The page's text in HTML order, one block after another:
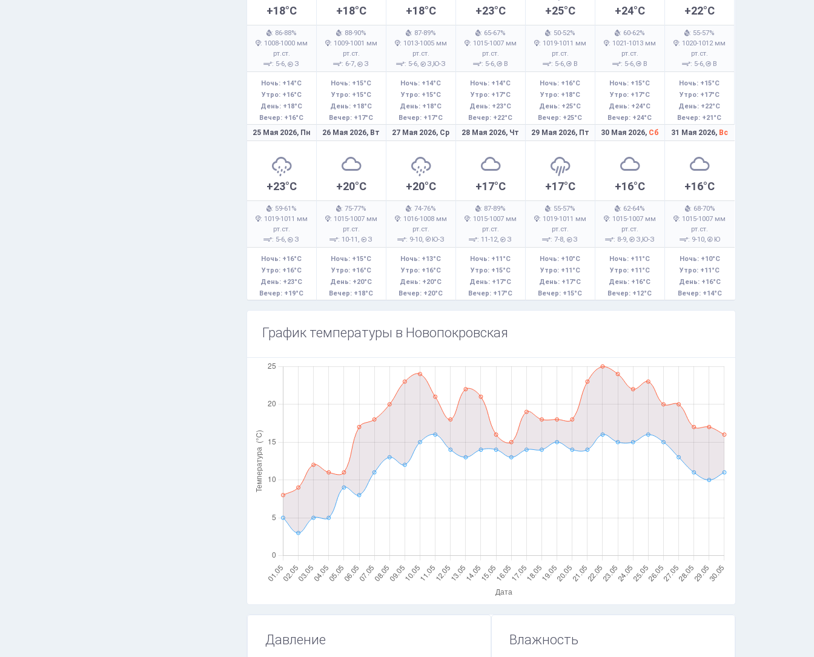
+18°C
: 86-88%
: 1008-1000 мм
рт.ст.
: 5-6,
З
Ночь: +14°C
Утро: +16°C
День: +18°C
Вечер: +16°C
+18°C
: 88-90%
: 1009-1001 мм
рт.ст.
: 6-7, З
Ночь: +15°C
Утро: +15°C
День: +18°C
Вечер: +17°C
+18°C
: 87-89%
: 1013-1005 мм
рт.ст.
: 5-6,
З,Ю-З
Ночь: +14°C
Утро: +15°C
День: +18°C
Вечер: +17°C
+23°C
: 65-67%
: 1015-1007 мм
рт.ст.
: 5-6, В
Ночь: +14°C
Утро: +17°C
День: +23°C
Вечер: +22°C
+25°C
: 50-52%
: 1019-1011 мм
рт.ст.
: 5-6, В
Ночь: +16°C
Утро: +18°C
День: +25°C
Вечер: +25°C
+24°C
: 60-62%
: 1021-1013 мм
рт.ст.
: 5-6, В
Ночь: +15°C
Утро: +17°C
День: +24°C
Вечер: +24°C
+22°C
: 55-57%
: 1020-1012 мм
рт.ст.
: 5-6, В
Ночь: +15°C
Утро: +17°C
День: +22°C
Вечер: +21°C
25 Мая 2026, Пн
+23°C
: 59-61%
: 1019-1011 мм
рт.ст.
: 5-6,
З
Ночь: +16°C
Утро: +16°C
День: +23°C
Вечер: +19°C
26 Мая 2026, Вт
+20°C
: 75-77%
: 1015-1007 мм
рт.ст.
: 10-11, З
Ночь: +15°C
Утро: +16°C
День: +20°C
Вечер: +18°C
27 Мая 2026, Ср
+20°C
: 74-76%
: 1016-1008 мм
рт.ст.
: 9-10,
Ю-З
Ночь: +13°C
Утро: +16°C
День: +20°C
Вечер: +20°C
28 Мая 2026, Чт
+17°C
: 87-89%
: 1015-1007 мм
рт.ст.
: 11-12, З
Ночь: +11°C
Утро: +15°C
День: +17°C
Вечер: +17°C
29 Мая 2026, Пт
+17°C
: 55-57%
: 1019-1011 мм
рт.ст.
: 7-8,
З
Ночь: +10°C
Утро: +11°C
День: +17°C
Вечер: +15°C
30 Мая 2026, Сб
+16°C
: 62-64%
: 1015-1007 мм
рт.ст.
: 8-9,
З,Ю-З
Ночь: +11°C
Утро: +11°C
День: +16°C
Вечер: +12°C
31 Мая 2026, Вс
+16°C
: 68-70%
: 1015-1007 мм
рт.ст.
: 9-10,
Ю
Ночь: +10°C
Утро: +11°C
День: +16°C
Вечер: +14°C
График температуры в Новопокровская
Давление Влажность